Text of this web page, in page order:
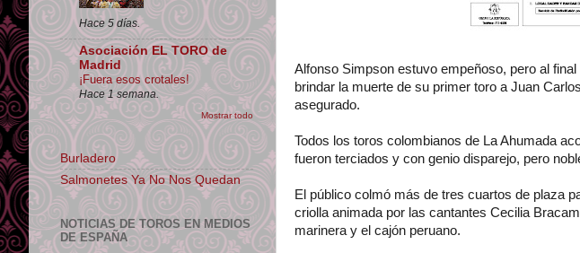
Alfonso Simpson estuvo empeñoso, pero al
brindar la muerte de su primer toro a Juan
asegurado.
Todos los toros colombianos de La Ahumada
fueron terciados y con genio disparejo, pero
El público colmó más de tres cuartos de plaza
criolla animada por las cantantes Cecilia
marinera y el cajón peruano.
Hace 5 días.
Asociación EL TORO de
Madrid
¡Fuera esos crotales!
Hace 1 semana.
Mostrar todo
Burladero
Salmonetes Ya No Nos Quedan
NOTICIAS DE TOROS EN MEDIOS
DE ESPAÑA